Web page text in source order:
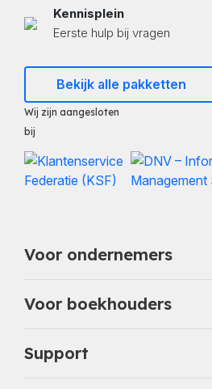
Kennisplein
Eerste hulp bij vragen
Bekijk alle pakketten
Wij zijn aangesloten
bij
Voor ondernemers
Voor boekhouders
Support